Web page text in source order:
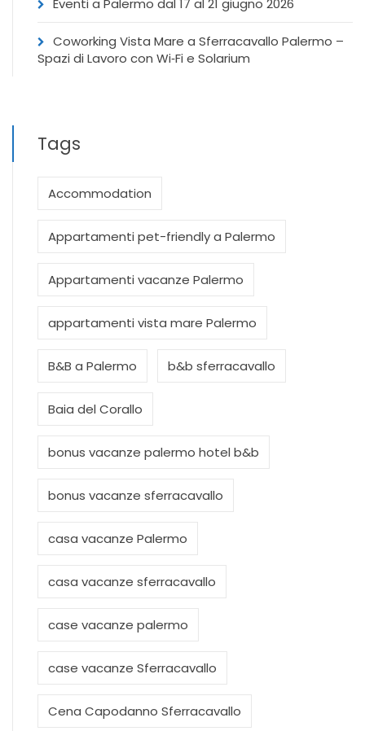
Eventi a Palermo dal 17 al 21 giugno 2026
Coworking Vista Mare a Sferracavallo Palermo –
Spazi di Lavoro con Wi‑Fi e Solarium
Tags
Accommodation
Appartamenti pet-friendly a Palermo
Appartamenti vacanze Palermo
appartamenti vista mare Palermo
B&B a Palermo b&b sferracavallo
Baia del Corallo
bonus vacanze palermo hotel b&b
bonus vacanze sferracavallo
casa vacanze Palermo
casa vacanze sferracavallo
case vacanze palermo
case vacanze Sferracavallo
Cena Capodanno Sferracavallo